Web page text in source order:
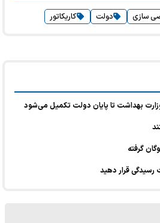
سازی دولت کاریکاتور
بهداشت تا پایان دولت تکمیل می‌شود
گرفته‌
رسیدگی قرار دهید